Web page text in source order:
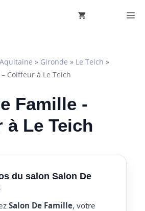
» Gironde » Le Teich »
– Coiffeur à Le Teich
Famille -
à Le Teich
du salon Salon De
Salon De Famille, votre